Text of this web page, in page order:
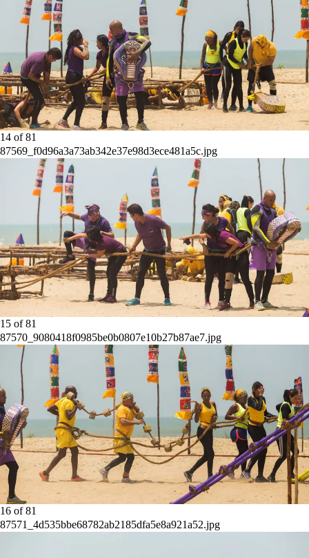
14 of81
87569_f0d96a3a73ab342e37e98d3ece481a5c.jpg
15 of81
87570_9080418f0985be0b0807e10b27b87ae7.jpg
16 of81
87571_4d535bbe68782ab2185dfa5e8a921a52.jpg